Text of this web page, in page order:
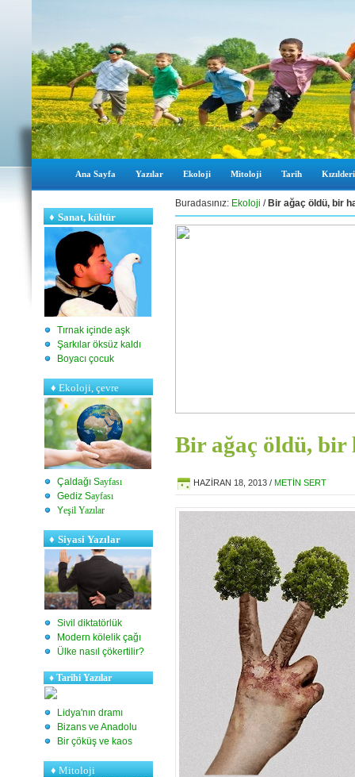
Ana Sayfa Yazılar Ekoloji Mitoloji Tarih
♦ Sanat, kültür
Tırnak içinde aşk
Şarkılar öksüz kaldı
Boyacı çocuk
♦Ekoloji, çevre
Çaldağı Sayfası
Gediz Sayfası
Yeşil Yazılar
♦ Siyasi Yazılar
Sivil diktatörlük
Modern kölelik çağı
Ülke nasıl çökertilir?
♦ Tarihi Yazılar
Lidya'nın dramı
Bizans ve Anadolu
Bir çöküş ve kaos
♦Mitoloji
Buradasınız: Ekoloji / Bir ağaç öldü, bir
Bir ağaç öldü, bir
HAZIRAN 18, 2013 / METİN SERT